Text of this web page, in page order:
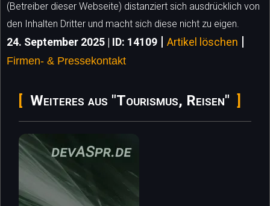
(Betreiber dieser Webseite) distanziert sich ausdrücklich von
den Inhalten Dritter und macht sich diese nicht zu eigen.
24. September 2025 | ID: 14109 | Artikel löschen |
Firmen- & Pressekontakt
Weiteres aus "Tourismus, Reisen"